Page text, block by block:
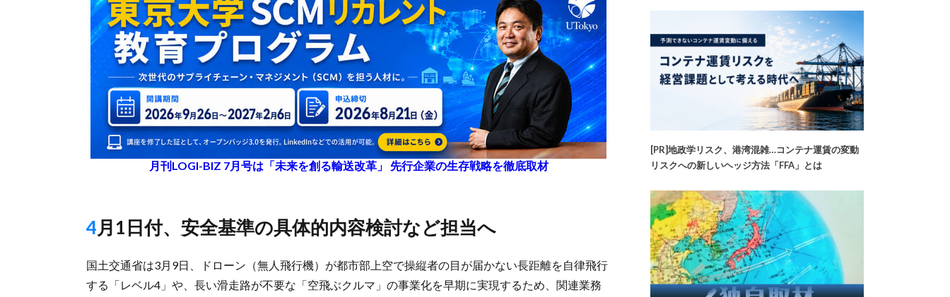
月刊LOGI-BIZ 7月号は「未来を創る輸送改革」 先行企業の生存戦略を徹底取材
4月1日付、安全基準の具体的内容検討など担当へ
国土交通省は3月9日、ドローン（無人飛行機）が都市部上空で操縦者の目が届かない長距離を自律飛行
する「レベル4」や、長い滑走路が不要な「空飛ぶクルマ」の事業化を早期に実現するため、関連業務
[PR]地政学リスク、港湾混雑…コンテナ運賃の変動
リスクへの新しいヘッジ方法「FFA」とは